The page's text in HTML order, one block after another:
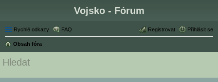
Vojsko - Fórum
Rychlé odkazy FAQ Přihlásit se
Registrovat
Obsah fóra
Hledat